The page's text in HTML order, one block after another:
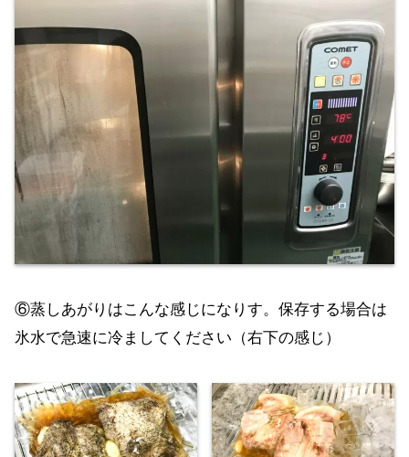
⑥蒸しあがりはこんな感じになりす。保存する場合は
氷水で急速に冷ましてください（右下の感じ）